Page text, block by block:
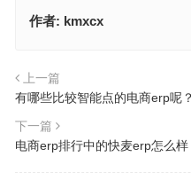
作者: kmxcx
上一篇
有哪些比较智能点的电商erp呢？
下一篇
电商erp排行中的快麦erp怎么